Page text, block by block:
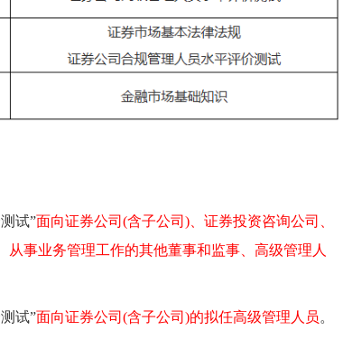
试”面向证券公司(含子公司)、证券投资咨询公司、
从事业务管理工作的其他董事和监事、高级管理人
试”面向证券公司(含子公司)的拟任高级管理人员。